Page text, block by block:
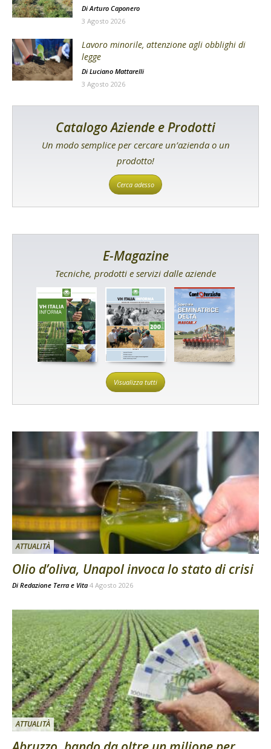
Di Arturo Caponero
3 Agosto 2026
Lavoro minorile, attenzione agli obblighi di
legge
Di Luciano Mattarelli
3 Agosto 2026
Catalogo Aziende e Prodotti
Un modo semplice per cercare un’azienda o un
prodotto!
Cerca adesso
E-Magazine
Tecniche, prodotti e servizi dalle aziende
Visualizza tutti
ATTUALITÀ
Olio d’oliva, Unapol invoca lo stato di crisi
Di Redazione Terra e Vita 4 Agosto 2026
ATTUALITÀ